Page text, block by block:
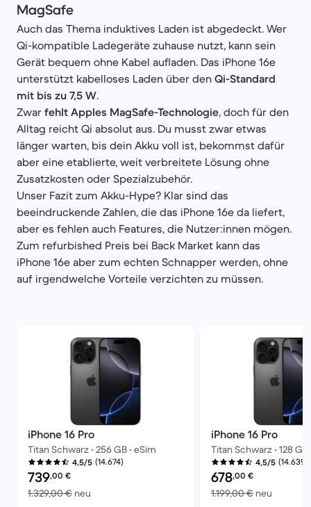
MagSafe
Auch das Thema induktives Laden ist abgedeckt. Wer
Qi-kompatible Ladegeräte zuhause nutzt, kann sein
Gerät bequem ohne Kabel aufladen. Das iPhone 16e
unterstützt kabelloses Laden über den Qi-Standard
mit bis zu 7,5 W.
Zwar fehlt Apples MagSafe-Technologie, doch für den
Alltag reicht Qi absolut aus. Du musst zwar etwas
länger warten, bis dein Akku voll ist, bekommst dafür
aber eine etablierte, weit verbreitete Lösung ohne
Zusatzkosten oder Spezialzubehör.
Unser Fazit zum Akku-Hype? Klar sind das
beeindruckende Zahlen, die das iPhone 16e da liefert,
aber es fehlen auch Features, die Nutzer:innen mögen.
Zum refurbished Preis bei Back Market kann das
iPhone 16e aber zum echten Schnapper werden, ohne
auf irgendwelche Vorteile verzichten zu müssen.
iPhone 16 Pro
Titan Schwarz • 256 GB • eSim
4,5/5 (14.674)
Preis des erneuerten Produkts:
739,00 €
1.329,00 € neu Im Vergleich zum Neupreis von 1.329,00 €
iPhone 16 Pro
Titan Schwarz • 128 GB
4,5/5 (14.639)
Preis des erneuerten
678,00 €
1.199,00 € neu